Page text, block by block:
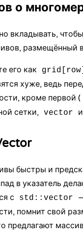
о
вкладывать,
размещённый
его как
хуже, ведь
кроме первой (
сетки,
vector
быстры и
в указатель
с
std::vector
помнит свой
предлагают